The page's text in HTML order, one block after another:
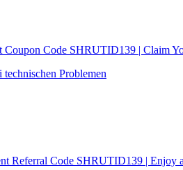
Coupon Code SHRUTID139 | Claim
technischen Problemen
Referral Code SHRUTID139 | Enjoy